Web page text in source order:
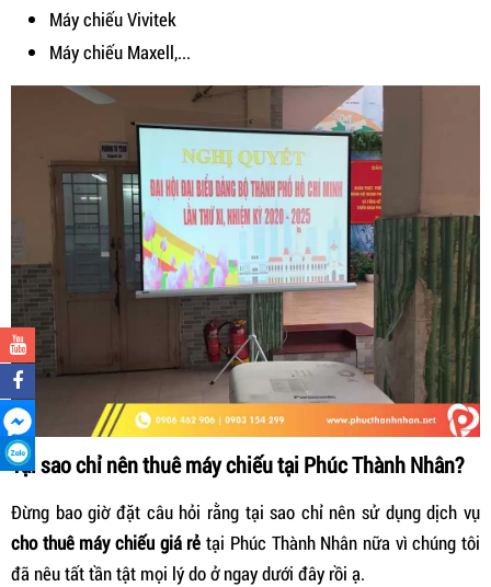
Máy chiếu Vivitek
Máy chiếu Maxell,...
Tại sao chỉ nên thuê máy chiếu tại Phúc Thành Nhân?
Đừng bao giờ đặt câu hỏi rằng tại sao chỉ nên sử dụng dịch vụ
cho thuê máy chiếu giá rẻtại Phúc Thành Nhân nữa vì chúng tôi
đã nêu tất tần tật mọi lý do ở ngay dưới đây rồi ạ.